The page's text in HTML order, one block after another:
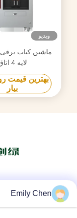
ویدیو
ماشین کباب
لایه 4 اتاق
بهترین قیمت
بیار
Emily Chen